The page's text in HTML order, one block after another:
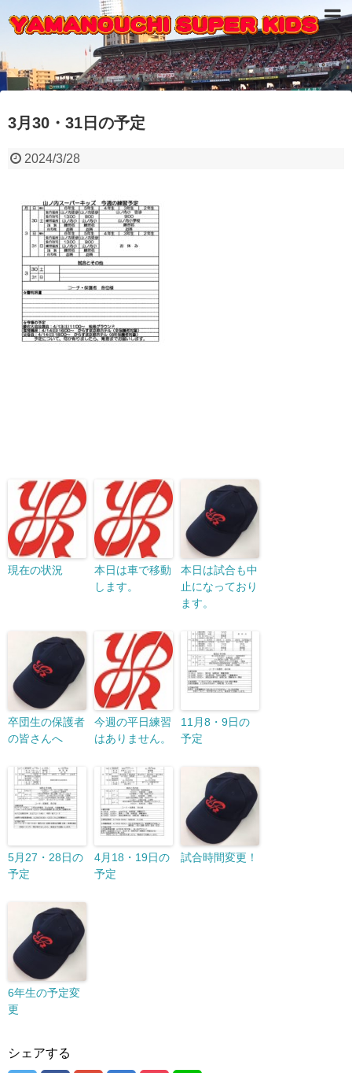
3月30・31日の予定
2024/3/28
現在の状況
本日は車で移動
します。
本日は試合も中
止になっており
ます。
卒団生の保護者
の皆さんへ
今週の平日練習
はありません。
11月8・9日の
予定
5月27・28日の
予定
4月18・19日の
予定
試合時間変更！
6年生の予定変
更
シェアする